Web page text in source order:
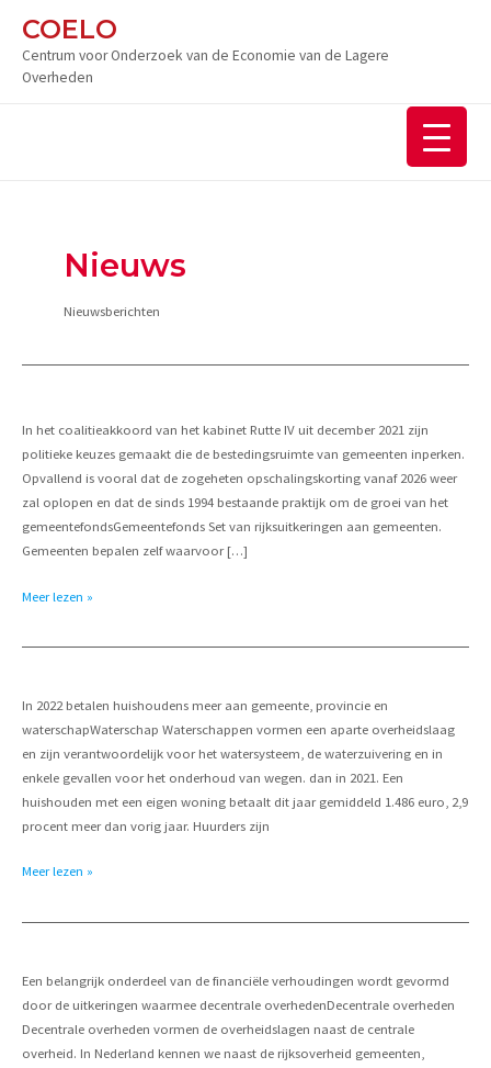
naar
inhoud
COELO
Centrum voor Onderzoek van de Economie van de Lagere
Overheden
Nieuws
Nieuwsberichten
In het coalitieakkoord van het kabinet Rutte IV uit december 2021 zijn
politieke keuzes gemaakt die de bestedingsruimte van gemeenten inperken.
Opvallend is vooral dat de zogeheten opschalingskorting vanaf 2026 weer
zal oplopen en dat de sinds 1994 bestaande praktijk om de groei van het
gemeentefondsGemeentefonds Set van rijksuitkeringen aan gemeenten.
Gemeenten bepalen zelf waarvoor […]
Sombere
gemeentefinanciën
Meer lezen »
In 2022 betalen huishoudens meer aan gemeente, provincie en
waterschapWaterschap Waterschappen vormen een aparte overheidslaag
en zijn verantwoordelijk voor het watersysteem, de waterzuivering en in
enkele gevallen voor het onderhoud van wegen. dan in 2021. Een
huishouden met een eigen woning betaalt dit jaar gemiddeld 1.486 euro, 2,9
procent meer dan vorig jaar. Huurders zijn
Atlas
de
2022
Meer lezen »
Een belangrijk onderdeel van de financiële verhoudingen wordt gevormd
door de uitkeringen waarmee decentrale overhedenDecentrale overheden
Decentrale overheden vormen de overheidslagen naast de centrale
overheid. In Nederland kennen we naast de rijksoverheid gemeenten,